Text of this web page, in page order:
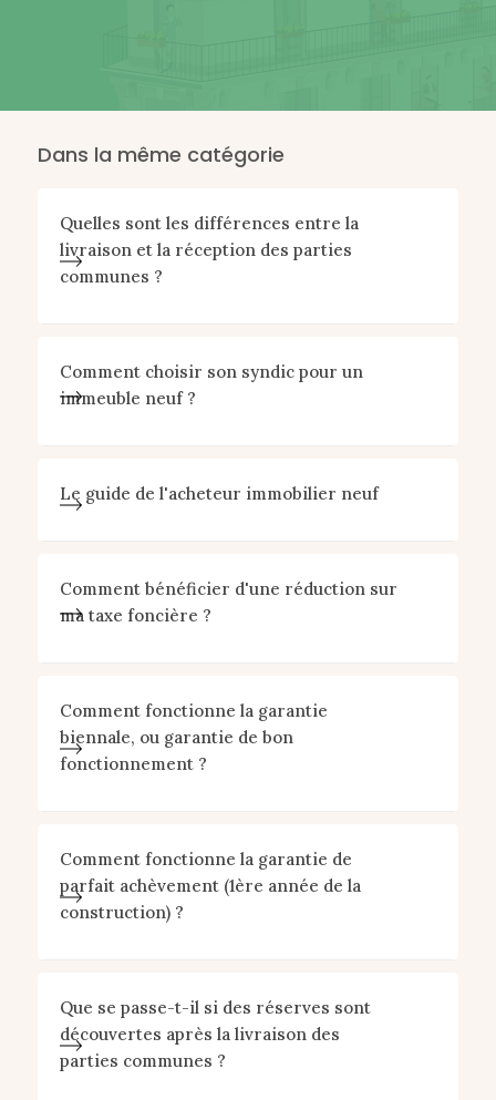
Dans la même catégorie
Quelles sont les différences entre la
livraison et la réception des parties
communes ?
Comment choisir son syndic pour un
immeuble neuf ?
Le guide de l'acheteur immobilier neuf
Comment bénéficier d'une réduction sur
ma taxe foncière ?
Comment fonctionne la garantie
biennale, ou garantie de bon
fonctionnement ?
Comment fonctionne la garantie de
parfait achèvement (1ère année de la
construction) ?
Que se passe-t-il si des réserves sont
découvertes après la livraison des
parties communes ?